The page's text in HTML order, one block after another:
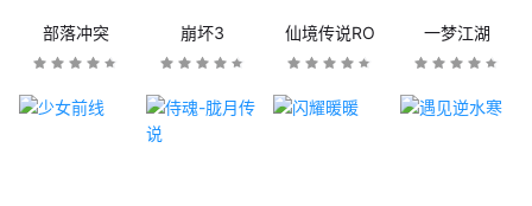
部落冲突 崩坏3 仙境传说RO 一梦江湖